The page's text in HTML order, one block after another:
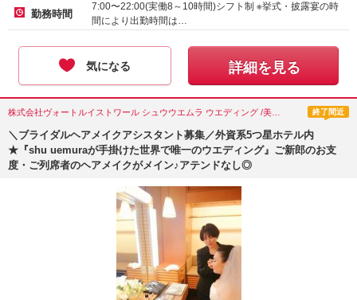
勤務時間
7:00〜22:00(実働8～10時間)シフト制 ※挙式・披露宴の時
間により出勤時間は…
気になる 詳細を見る
終了間近
＼ブライダルヘアメイクアシスタント募集／外資系5つ星ホテル内
★『shu uemuraが手掛けた世界で唯一のウエディング』ご新郎のお支
度・ご列席者のヘアメイクがメイン♪アテンドなし◎